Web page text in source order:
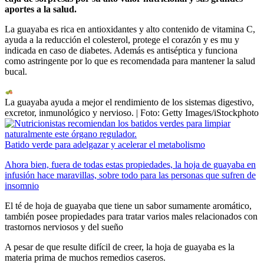
aportes a la salud.
La guayaba es rica en antioxidantes y alto contenido de vitamina C,
ayuda a la reducción el colesterol, protege el corazón y es mu y
indicada en caso de diabetes. Además es antiséptica y funciona
como astringente por lo que es recomendada para mantener la salud
bucal.
La guayaba ayuda a mejor el rendimiento de los sistemas digestivo,
excretor, inmunológico y nervioso. | Foto: Getty Images/iStockphoto
Batido verde para adelgazar y acelerar el metabolismo
Ahora bien, fuera de todas estas propiedades, la hoja de guayaba en
infusión hace maravillas, sobre todo para las personas que sufren de
insomnio
El té de hoja de guayaba que tiene un sabor sumamente aromático,
también posee propiedades para tratar varios males relacionados con
trastornos nerviosos y del sueño
A pesar de que resulte difícil de creer, la hoja de guayaba es la
materia prima de muchos remedios caseros.